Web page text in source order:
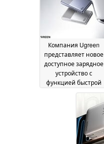
Компания Ugreen
представляет новое
доступное зарядное
устройство с
функцией быстрой
20 June 2026